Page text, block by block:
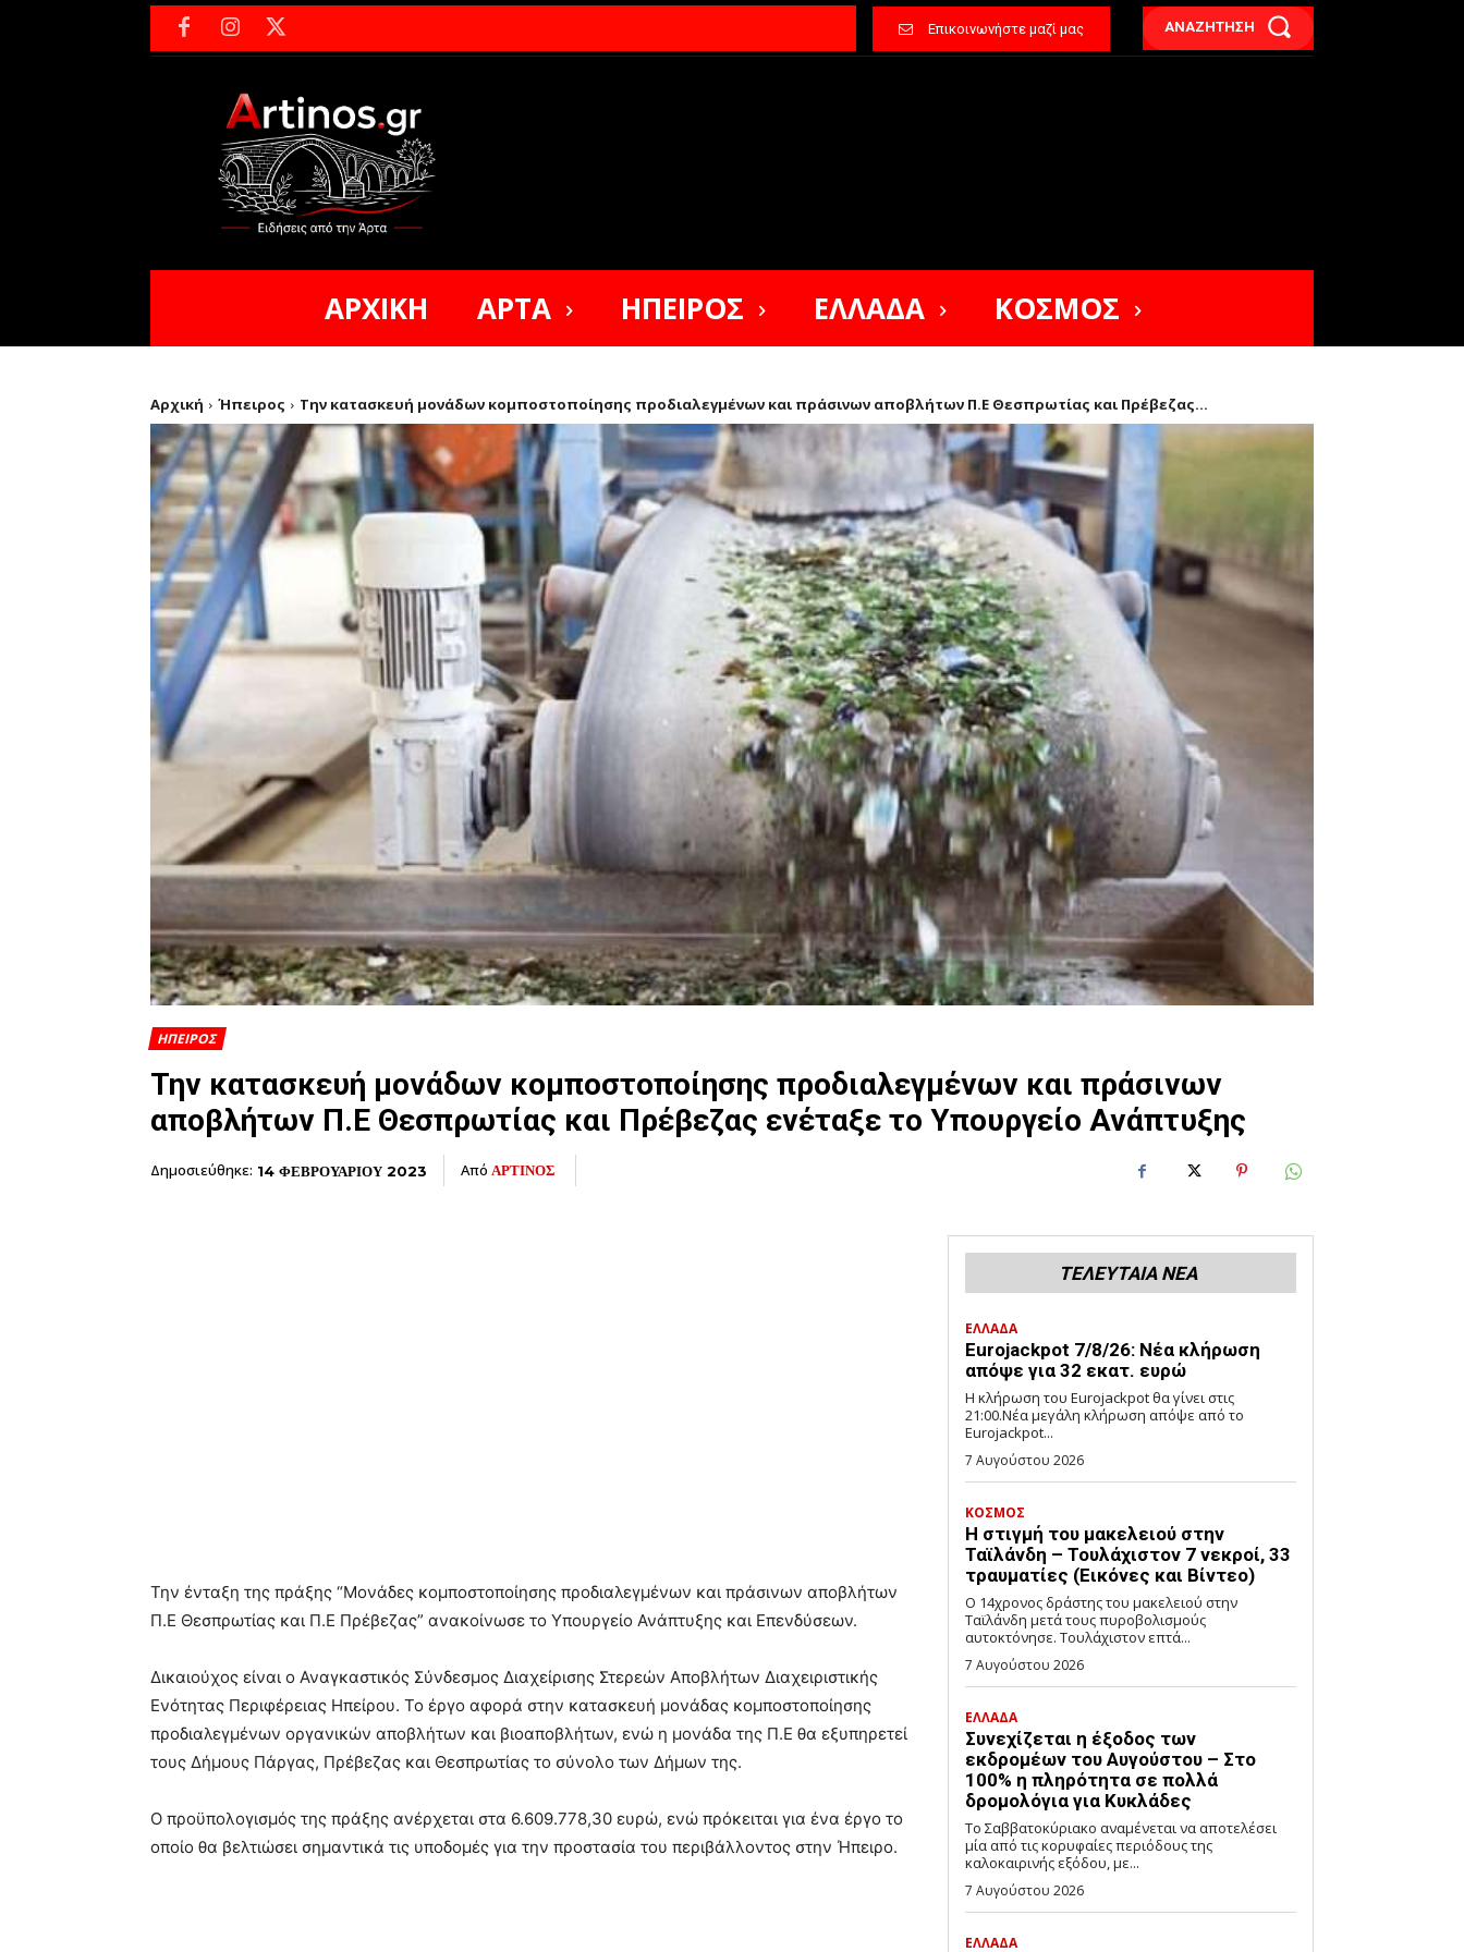
Επικοινωνήστε μαζί μας ΑΝΑΖΗΤΗΣΗ
ΑΡΧΙΚΗ ΑΡΤΑ ΗΠΕΙΡΟΣ ΕΛΛΑΔΑ ΚΟΣΜΟΣ
Αρχική Ήπειρος Την κατασκευή μονάδων κομποστοποίησης προδιαλεγμένων και πράσινων αποβλήτων Π.Ε Θεσπρωτίας και Πρέβεζας...
ΗΠΕΙΡΟΣ
Την κατασκευή μονάδων κομποστοποίησης προδιαλεγμένων και πράσινων
αποβλήτων Π.Ε Θεσπρωτίας και Πρέβεζας ενέταξε το Υπουργείο Ανάπτυξης
Δημοσιεύθηκε: 14 ΦΕΒΡΟΥΑΡΙΟΥ 2023 Από ΑΡΤΙΝΟΣ
Την ένταξη της πράξης “Μονάδες κομποστοποίησης προδιαλεγμένων και πράσινων αποβλήτων
Π.Ε Θεσπρωτίας και Π.Ε Πρέβεζας” ανακοίνωσε το Υπουργείο Ανάπτυξης και Επενδύσεων.
Δικαιούχος είναι ο Αναγκαστικός Σύνδεσμος Διαχείρισης Στερεών Αποβλήτων Διαχειριστικής
Ενότητας Περιφέρειας Ηπείρου. Το έργο αφορά στην κατασκευή μονάδας κομποστοποίησης
προδιαλεγμένων οργανικών αποβλήτων και βιοαποβλήτων, ενώ η μονάδα της Π.Ε θα εξυπηρετεί
τους Δήμους Πάργας, Πρέβεζας και Θεσπρωτίας το σύνολο των Δήμων της.
Ο προϋπολογισμός της πράξης ανέρχεται στα 6.609.778,30 ευρώ, ενώ πρόκειται για ένα έργο το
οποίο θα βελτιώσει σημαντικά τις υποδομές για την προστασία του περιβάλλοντος στην Ήπειρο.
ΤΕΛΕΥΤΑΙΑ ΝΕΑ
ΕΛΛΑΔΑ
Eurojackpot 7/8/26: Νέα κλήρωση
απόψε για 32 εκατ. ευρώ
Η κλήρωση του Eurojackpot θα γίνει στις
21:00.Νέα μεγάλη κλήρωση απόψε από το
Eurojackpot...
7 Αυγούστου 2026
ΚΟΣΜΟΣ
Η στιγμή του μακελειού στην
Ταϊλάνδη – Τουλάχιστον 7 νεκροί, 33
τραυματίες (Εικόνες και Βίντεο)
Ο 14χρονος δράστης του μακελειού στην
Ταϊλάνδη μετά τους πυροβολισμούς
αυτοκτόνησε. Τουλάχιστον επτά...
7 Αυγούστου 2026
ΕΛΛΑΔΑ
Συνεχίζεται η έξοδος των
εκδρομέων του Αυγούστου – Στο
100% η πληρότητα σε πολλά
δρομολόγια για Κυκλάδες
Το Σαββατοκύριακο αναμένεται να αποτελέσει
μία από τις κορυφαίες περιόδους της
καλοκαιρινής εξόδου, με...
7 Αυγούστου 2026
ΕΛΛΑΔΑ